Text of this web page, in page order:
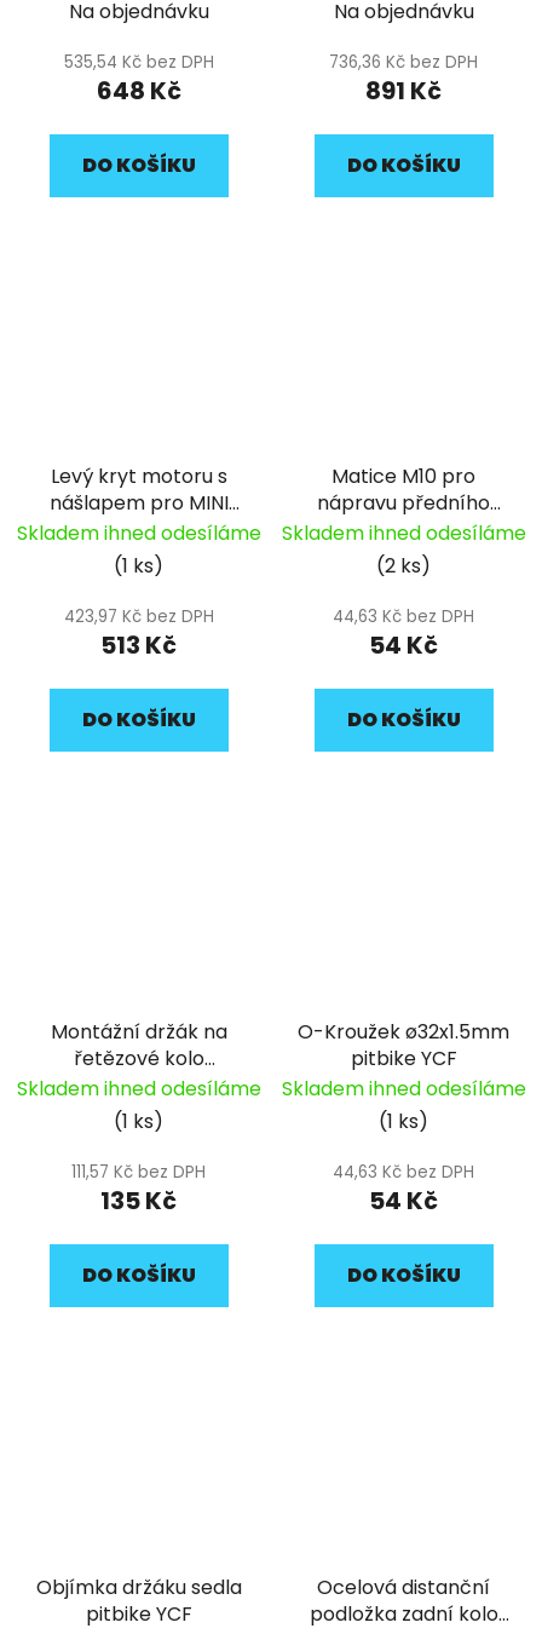
Na objednávku
535,54 Kč bez DPH
648 Kč
DO KOŠÍKU
Na objednávku
736,36 Kč bez DPH
891 Kč
DO KOŠÍKU
Levý kryt motoru s
nášlapem pro MINI
YCF
Skladem ihned odesíláme
(1 ks)
423,97 Kč bez DPH
513 Kč
DO KOŠÍKU
Matice M10 pro
nápravu předního
kola odrážedla YCF
Skladem ihned odesíláme
(2 ks)
44,63 Kč bez DPH
54 Kč
DO KOŠÍKU
Montážní držák na
řetězové kolo
odrážedlo YCF
Skladem ihned odesíláme
(1 ks)
111,57 Kč bez DPH
135 Kč
DO KOŠÍKU
O-Kroužek ø32x1.5mm
pitbike YCF
Skladem ihned odesíláme
(1 ks)
44,63 Kč bez DPH
54 Kč
DO KOŠÍKU
Objímka držáku sedla
pitbike YCF
Ocelová distanční
podložka zadní kolo